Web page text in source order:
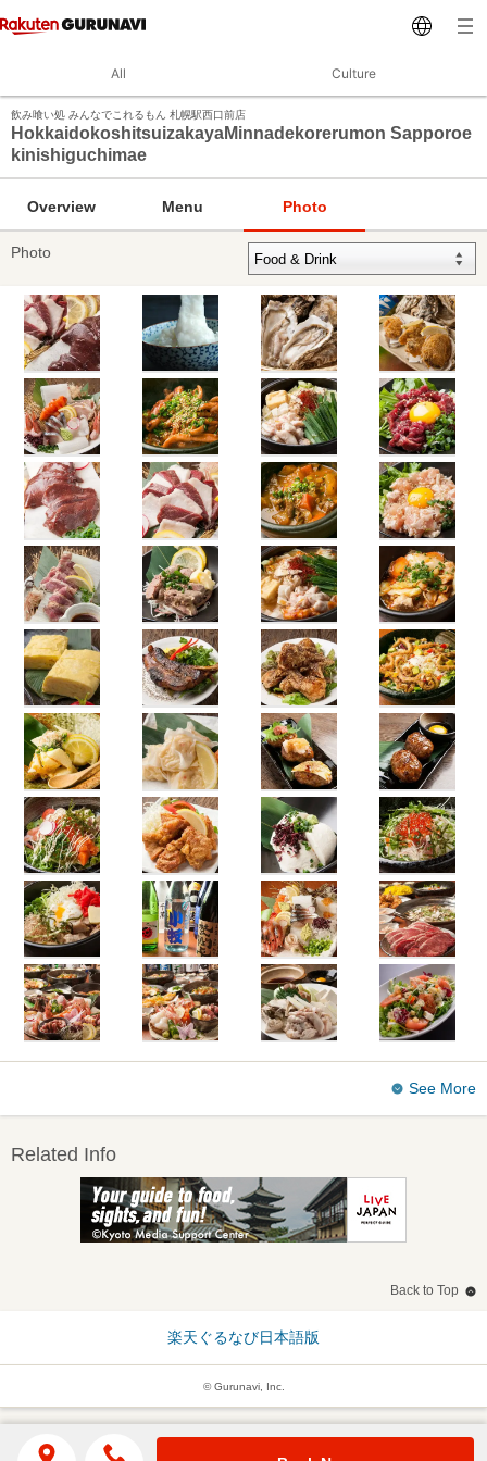
All Culture
飲み喰い処 みんなでこれるもん 札幌駅西口前店
HokkaidokoshitsuizakayaMinnadekorerumon Sapporoe
kinishiguchimae
Overview Menu Photo
Photo
See More
Related Info
Back to Top
楽天ぐるなび日本語版
© Gurunavi, Inc.